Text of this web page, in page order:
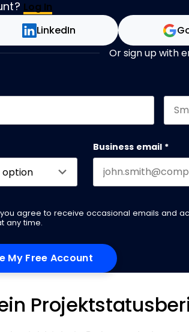
Log In
LinkedIn
Or sign up with
Business email *
you agree to receive occasional emails and
any time.